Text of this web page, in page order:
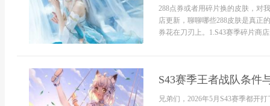
288点券或者用碎片换的皮肤，对
店更新，聊聊哪些288皮肤是真正
券花在刀刃上。1.S43赛季碎片商
S43赛季王者战队条件
兄弟们，2026年5月S43赛季都开